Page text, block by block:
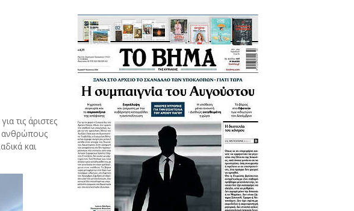
τις άριστες
ανθρώπους
και